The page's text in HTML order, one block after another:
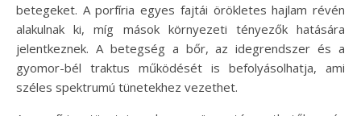
betegeket. A porfíria egyes fajtái örökletes hajlam révén
alakulnak ki, míg mások környezeti tényezők hatására
jelentkeznek. A betegség a bőr, az idegrendszer és a
gyomor-bél traktus működését is befolyásolhatja, ami
széles spektrumú tünetekhez vezethet.